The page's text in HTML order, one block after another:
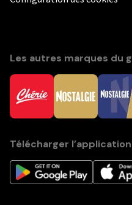
Les autres marques du
Télécharger